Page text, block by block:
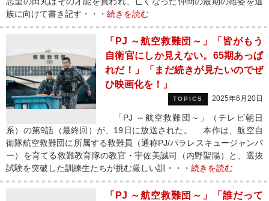
族に向けて書き記す・・・ 続きを読む
「PJ ～航空救難団～」「皆がもう
自衛官にしか見えない。65期あっぱ
れだ！」「まだ続きが見たいのでぜ
ひ映画化を！」
TOPICS 2025年6月20日
「PJ ～航空救難団～」（テレビ朝日
系）の第9話（最終回）が、19日に放送された。 本作は、航空自
衛隊航空救難団に所属する救難員（通称PJ/パラレスキュージャンパ
ー）を育てる救難教育隊の教官・宇佐美誠司（内野聖陽）と、選抜
試験を突破した訓練生たちが挑む厳しい訓・・・ 続きを読む
「PJ ～航空救難団～」「誰だって